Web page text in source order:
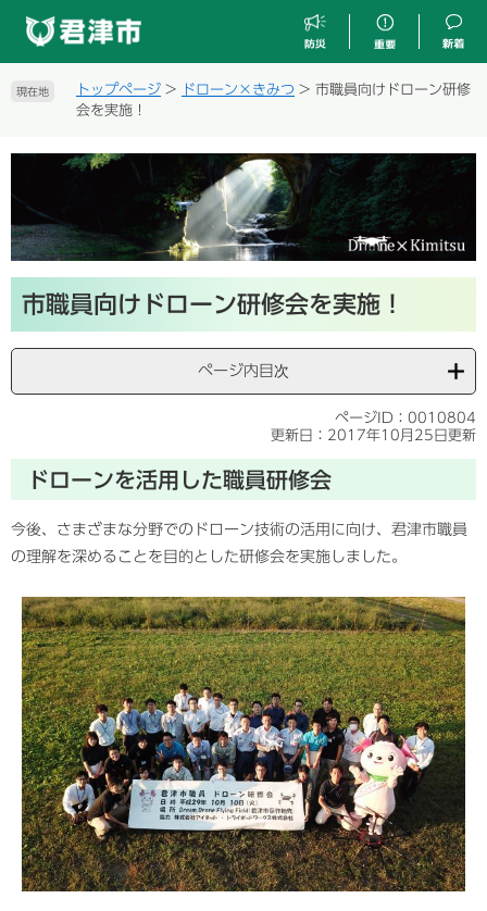
。
て
文
へ
現在地 トップページ > ドローン×きみつ > 市職員向けドローン研修
会を実施！
文市職員向けドローン研修会を実施！
ページ内目次
ページID：0010804
更新日：2017年10月25日更新
ドローンを活用した職員研修会
今後、さまざまな分野でのドローン技術の活用に向け、君津市職員
の理解を深めることを目的とした研修会を実施しました。